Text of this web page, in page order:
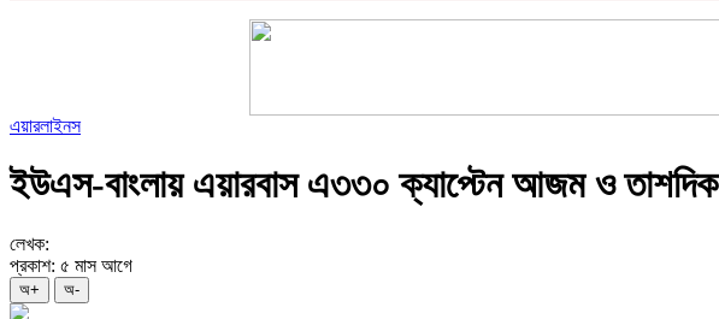
এয়ারলাইনস
ইউএস-বাংলায় এয়ারবাস এ৩৩০ ক্যাপ্টেন আজম ও তাশদিক
লেখক:
প্রকাশ: ৫ মাস আগে
অ+ অ-